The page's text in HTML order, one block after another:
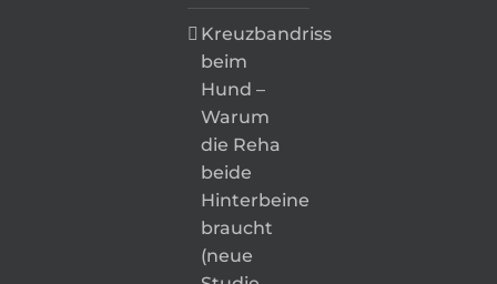
Kreuzbandriss
beim
Hund –
Warum
die Reha
beide
Hinterbeine
braucht
(neue